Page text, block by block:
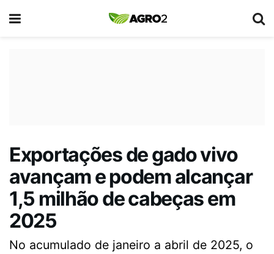
Exportações de gado vivo
avançam e podem alcançar
1,5 milhão de cabeças em
2025
No acumulado de janeiro a abril de 2025, o